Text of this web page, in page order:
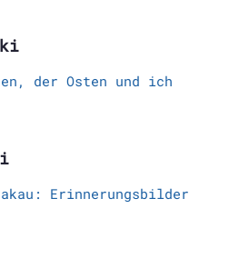
der Osten und ich
Erinnerungsbilder